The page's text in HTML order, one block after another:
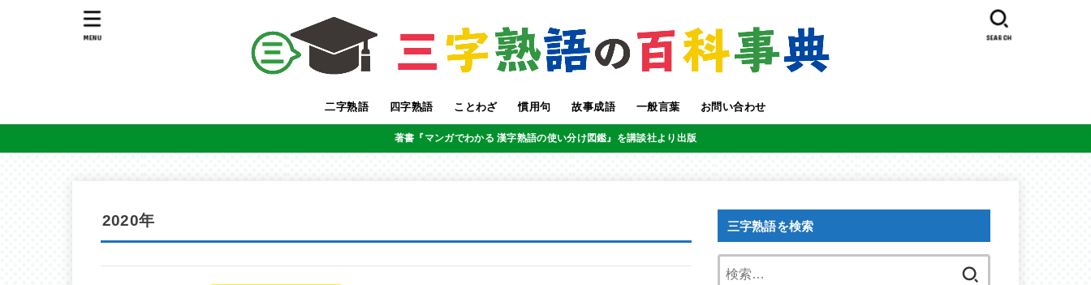
二字熟語 四字熟語 ことわざ 慣用句 故事成語 一般言葉 お問い合わせ
SEARCH
MENU
著書『マンガでわかる 漢字熟語の使い分け図鑑』を講談社より出版
2020年 三字熟語を検索